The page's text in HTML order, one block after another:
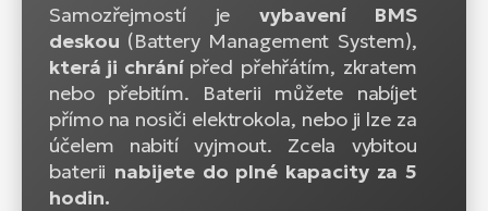
Samozřejmostí jevybavení BMS
deskou (Battery Management System),
která ji chrání před přehřátím, zkratem
nebo přebitím. Baterii můžete nabíjet
přímo na nosiči elektrokola, nebo ji lze za
účelem nabití vyjmout. Zcela vybitou
baterii nabijete do plné kapacity za 5
hodin.